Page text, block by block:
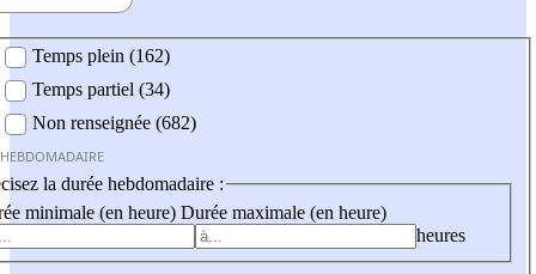
Temps plein (162)
Temps partiel (34)
Non renseignée (682)
la durée hebdomadaire :
minimale (en heure) Durée maximale (en heure)
heures